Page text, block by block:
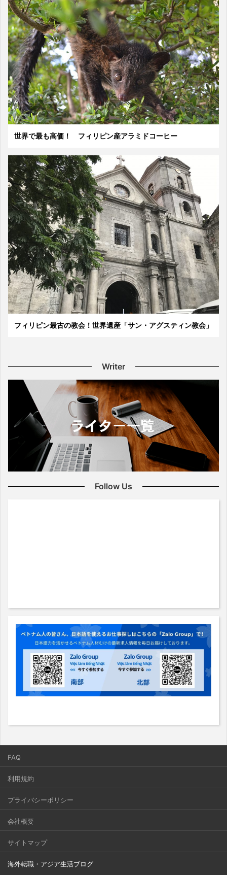
世界で最も高価！ フィリピン産アラミドコーヒー
フィリピン最古の教会！世界遺産「サン・アグスティン教会」
Writer
Follow Us
FAQ
利用規約
プライバシーポリシー
会社概要
サイトマップ
海外転職・アジア生活ブログ